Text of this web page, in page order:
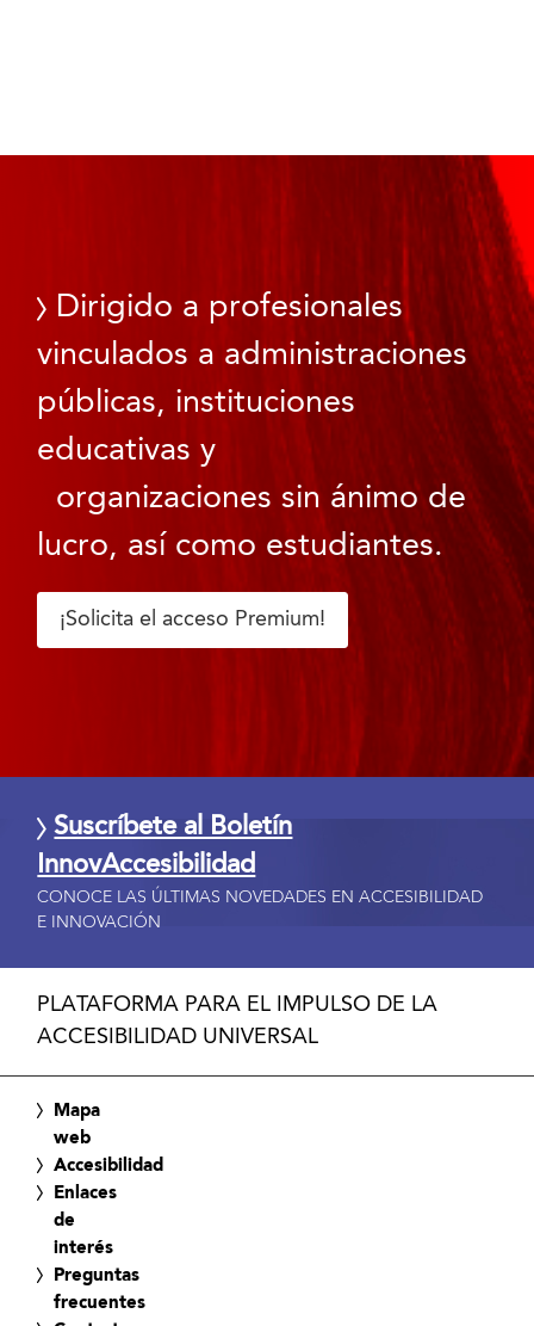
Dirigido a profesionales
vinculados a administraciones
públicas, instituciones
educativas y
organizaciones sin ánimo de
lucro, así como estudiantes.
¡Solicita el acceso Premium!
Suscríbete al Boletín
InnovAccesibilidad
CONOCE LAS ÚLTIMAS NOVEDADES EN ACCESIBILIDAD
E INNOVACIÓN
PLATAFORMA PARA EL IMPULSO DE LA
ACCESIBILIDAD UNIVERSAL
Mapa
web
Accesibilidad
Enlaces
de
interés
Preguntas
frecuentes